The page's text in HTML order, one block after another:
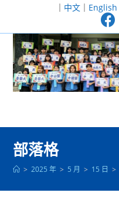
至
｜ 中文｜ English
部落格
> 2025 年 > 5 月 > 15 日 >